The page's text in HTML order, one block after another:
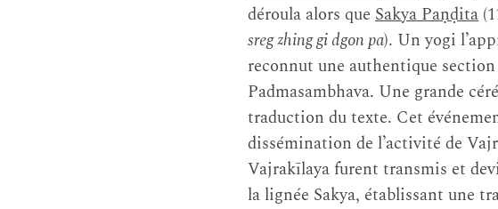
déroula alors que Sakya Paṇḍita
sreg zhing gi dgon pa). Un yogi
reconnut une authentique
Padmasambhava. Une grande
traduction du texte. Cet
dissémination de l’activité de
Vajrakīlaya furent transmis et
la lignée Sakya, établissant une